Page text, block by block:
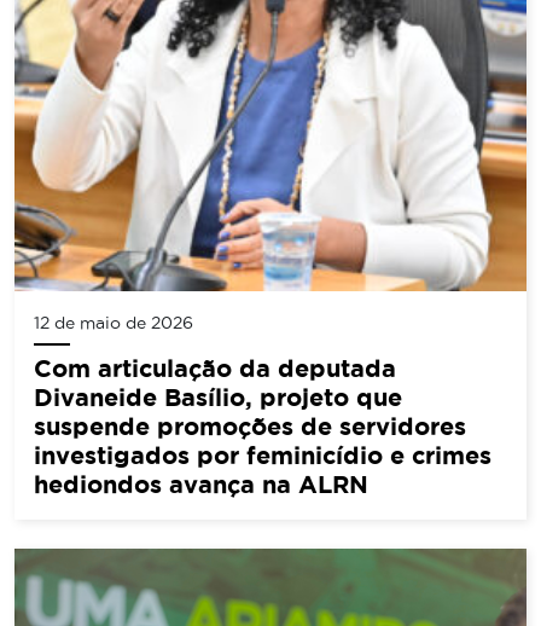
12 de maio de 2026
Com articulação da deputada
Divaneide Basílio, projeto que
suspende promoções de servidores
investigados por feminicídio e crimes
hediondos avança na ALRN